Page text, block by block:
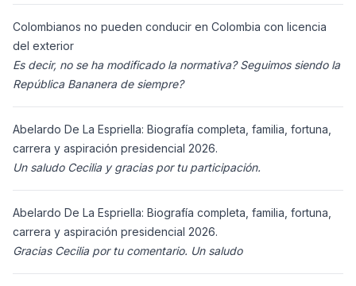
Colombianos no pueden conducir en Colombia con licencia
del exterior
Es decir, no se ha modificado la normativa? Seguimos siendo la
República Bananera de siempre?
Abelardo De La Espriella: Biografía completa, familia, fortuna,
carrera y aspiración presidencial 2026.
Un saludo Cecilia y gracias por tu participación.
Abelardo De La Espriella: Biografía completa, familia, fortuna,
carrera y aspiración presidencial 2026.
Gracias Cecilia por tu comentario. Un saludo